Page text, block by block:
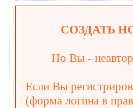
СОЗДАТЬ
Но Вы -
Если Вы
(форма логина в